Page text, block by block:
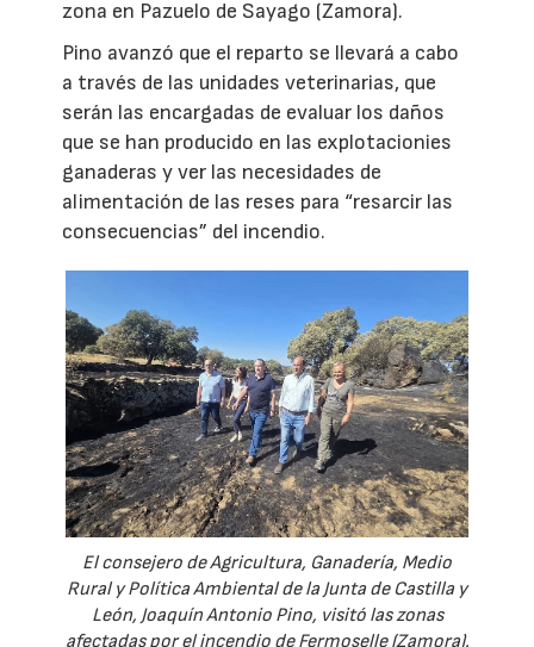
zona en Pazuelo de Sayago (Zamora).
Pino avanzó que el reparto se llevará a cabo
a través de las unidades veterinarias, que
serán las encargadas de evaluar los daños
que se han producido en las explotacionies
ganaderas y ver las necesidades de
alimentación de las reses para “resarcir las
consecuencias” del incendio.
El consejero de Agricultura, Ganadería, Medio
Rural y Política Ambiental de la Junta de Castilla y
León, Joaquín Antonio Pino, visitó las zonas
afectadas por el incendio de Fermoselle (Zamora).